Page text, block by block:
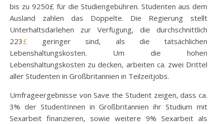
bis zu 9250£ für die Studiengebühren. Studenten aus dem
Ausland zahlen das Doppelte. Die Regierung stellt
Unterhaltsdarlehen zur Verfügung, die durchschnittlich
223£ geringer sind, als die tatsächlichen
Lebenshaltungskosten. Um die hohen
Lebenshaltungskosten zu decken, arbeiten ca. zwei Drittel
aller Studenten in Großbritannien in Teilzeitjobs.
Umfrageergebnisse von Save the Student zeigen, dass ca.
3% der StudentInnen in Großbritannien ihr Studium mit
Sexarbeit finanzieren, sowie weitere 9% Sexarbeit als